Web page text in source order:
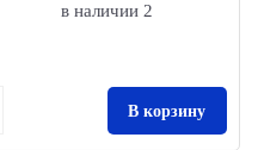
в наличии 2
В корзину